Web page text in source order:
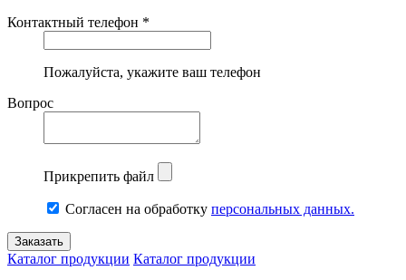
Контактный телефон *
Пожалуйста, укажите ваш телефон
Вопрос
Прикрепить файл
Согласен на обработку персональных данных.
Каталог продукции Каталог продукции